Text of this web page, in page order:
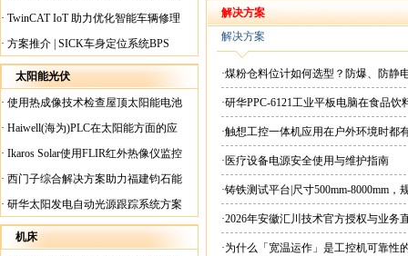
源汽车爆炸频发？
· TwinCAT IoT 助力优化智能车辆修理
· 方案推介 | SICK车身定位系统BPS
太阳能光伏
· 使用热成像技术检查屋顶太阳能电池
板
· Haiwell(海为)PLC在太阳能方面的应
用
· Ikaros Solar使用FLIR红外热像仪监控
已装太阳能电池板
· 西门子综合解决方案助力福建钧石能
源飞速发展
· 研华太阳发电自动光源跟踪系统方案
机床
解决方案
解决方案
·煤粉仓料位计如何选型？防爆、防静
·研华PPC-6121工业平板电脑在食品
·触想工控一体机应用在户外环境时都
·医疗设备电源安全使用与维护指南
·铸铁测试平台|尺寸500mm-8000mm，
·2026年安徽汇川技术官方授权与业务
现货直供平台
·为什么「宽温运作」是工控机可靠性